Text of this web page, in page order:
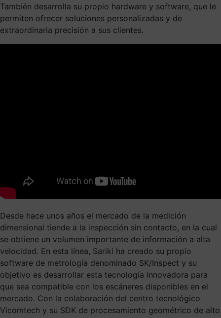
También desarrolla su propio hardware y software, que le
permiten ofrecer soluciones personalizadas y de
extraordinaria precisión a sus clientes.
Desde hace unos años el mercado de la medición
dimensional tiende a la inspección sin contacto, en la cual
se obtiene un volumen importante de información a alta
velocidad. En esta línea, Sariki ha creado su propio
software de metrología denominado SK/Inspect y su
objetivo es desarrollar esta tecnología innovadora para
que sea compatible con los escáneres disponibles en el
mercado. Con la colaboración del centro tecnológico
Vicomtech y su SDK de procesamiento geométrico de alto